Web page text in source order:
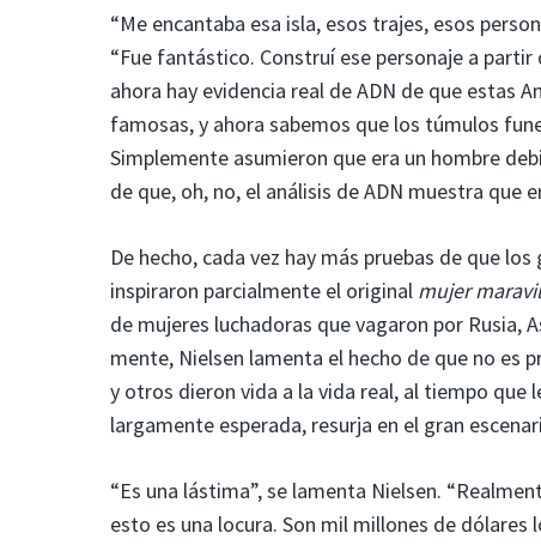
“Me encantaba esa isla, esos trajes, esos
“Fue fantástico. Construí ese personaje a
ahora hay evidencia real de ADN de que estas
famosas, y ahora sabemos que los túmulos
Simplemente asumieron que era un hombre
de que, oh, no, el análisis de ADN muestra que
De hecho, cada vez hay más pruebas de que
inspiraron parcialmente el original mujer
de mujeres luchadoras que vagaron por Rusia,
mente, Nielsen lamenta el hecho de que no es
y otros dieron vida a la vida real, al tiempo que
largamente esperada, resurja en el gran
“Es una lástima”, se lamenta Nielsen.
esto es una locura. Son mil millones de